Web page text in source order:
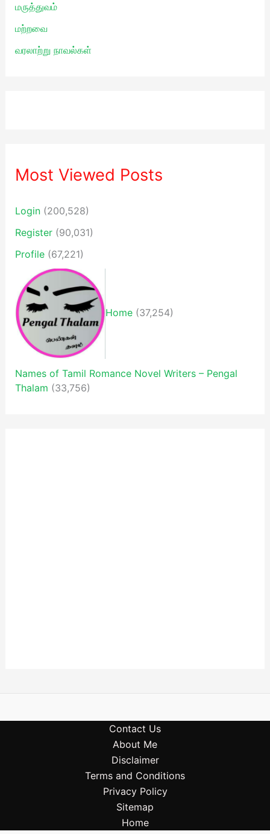
மருத்துவம்
மற்றவை
வரலாற்று நாவல்கள்
Most Viewed Posts
Login (200,528)
Register (90,031)
Profile (67,221)
Home (37,254)
Names of Tamil Romance Novel Writers – Pengal
Thalam (33,756)
Contact Us
About Me
Disclaimer
Terms and Conditions
Privacy Policy
Sitemap
Home